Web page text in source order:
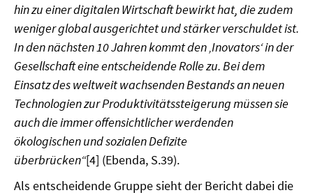
Über uns
Kontakt
Termine
Newsletter
Suche
Presse
hin zu einer digitalen Wirtschaft bewirkt hat, die zudem
weniger global ausgerichtet und stärker verschuldet ist.
In den nächsten 10 Jahren kommt den ‚Inovators‘ in der
Gesellschaft eine entscheidende Rolle zu. Bei dem
Einsatz des weltweit wachsenden Bestands an neuen
Technologien zur Produktivitätssteigerung müssen sie
auch die immer offensichtlicher werdenden
ökologischen und sozialen Defizite
überbrücken“[4] (Ebenda, S.39).
Als entscheidende Gruppe sieht der Bericht dabei die